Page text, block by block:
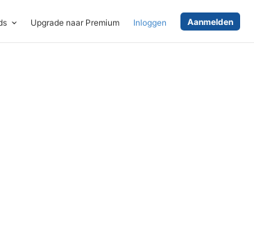
Upgrade naar Premium Inloggen Aanmelden